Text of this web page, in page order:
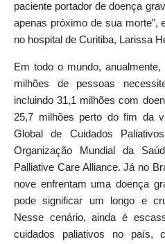
paciente portador de doença
apenas próximo de sua morte”,
no hospital de Curitiba, Larissa
Em todo o mundo,
milhões de pessoas
incluindo 31,1 milhões com
25,7 milhões perto do fim da
Global de Cuidados
Organização Mundial da
Palliative Care Alliance. Já no
nove enfrentam uma doença
pode significar um longo e
Nesse cenário, ainda é
cuidados paliativos no país,